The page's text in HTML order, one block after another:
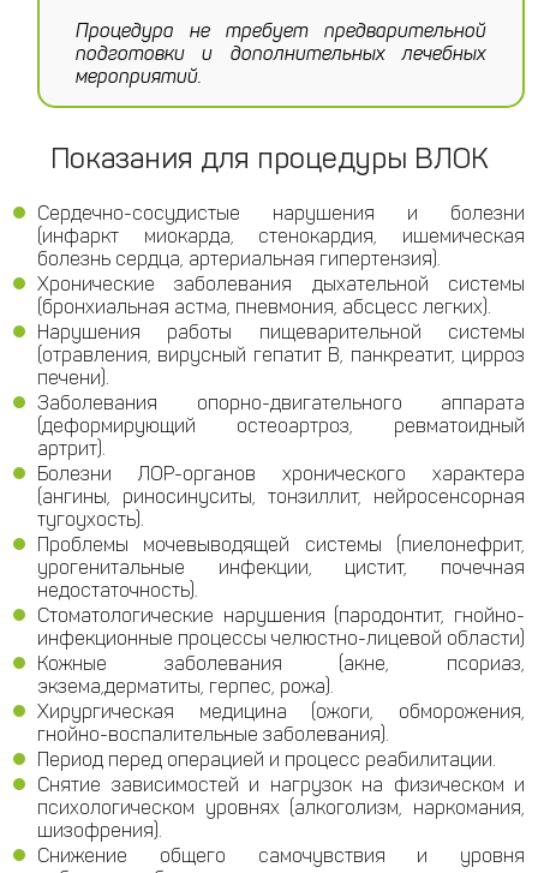
Процедура не требует предварительной
подготовки и дополнительных лечебных
мероприятий.
Показания для процедуры ВЛОК
Сердечно-сосудистые нарушения и болезни
(инфаркт миокарда, стенокардия, ишемическая
болезнь сердца, артериальная гипертензия).
Хронические заболевания дыхательной системы
(бронхиальная астма, пневмония, абсцесс легких).
Нарушения работы пищеварительной системы
(отравления, вирусный гепатит В, панкреатит, цирроз
печени).
Заболевания опорно-двигательного аппарата
(деформирующий остеоартроз, ревматоидный
артрит).
Болезни ЛОР-органов хронического характера
(ангины, риносинуситы, тонзиллит, нейросенсорная
тугоухость).
Проблемы мочевыводящей системы (пиелонефрит,
урогенитальные инфекции, цистит, почечная
недостаточность).
Стоматологические нарушения (пародонтит, гнойно-
инфекционные процессы челюстно-лицевой области)
Кожные заболевания (акне, псориаз,
экзема,дерматиты, герпес, рожа).
Хирургическая медицина (ожоги, обморожения,
гнойно-воспалительные заболевания).
Период перед операцией и процесс реабилитации.
Снятие зависимостей и нагрузок на физическом и
психологическом уровнях (алкоголизм, наркомания,
шизофрения).
Снижение общего самочувствия и уровня